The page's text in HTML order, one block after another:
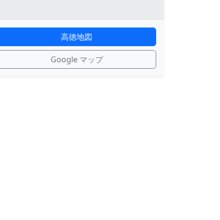
高徳地図
Google マップ